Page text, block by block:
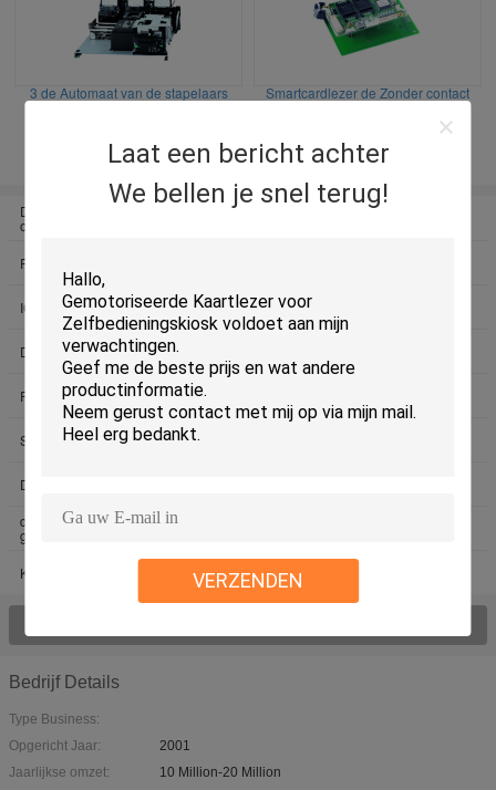
Laat een bericht achter
We bellen je snel terug!
VERZENDEN
3 de Automaat van de stapelaars
Magnetische Kaart
Smartcardlezer de Zonder contact
van RFID
De Lezer van de
onderdompelingskaart
RFID kaartlezer
IC-de Schrijver van de Kaartlezer
Atm Card Reader
De Lezer van de kioskkaart
RFID-Kaartautomaat
Smart Card-Automaat
De Acceptor van de kioskrekening
de thermometer van de
gezichtserkenning
Kioskcamera
Bedrijf Details
Type Business:
Opgericht Jaar:
2001
Jaarlijkse omzet:
10 Million-20 Million